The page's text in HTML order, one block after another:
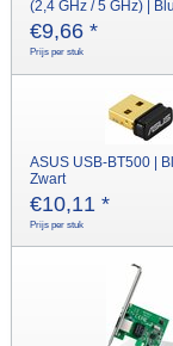
(2,4 GHz / 5 GHz) |
€9,66 *
Prijs per stuk
ASUS USB-BT500 |
Zwart
€10,11 *
Prijs per stuk